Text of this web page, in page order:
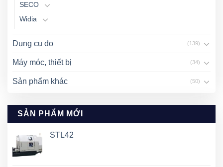
SECO
Widia
Dụng cụ đo (139)
Máy móc, thiết bị (34)
Sản phẩm khác (50)
SẢN PHẨM MỚI
STL42